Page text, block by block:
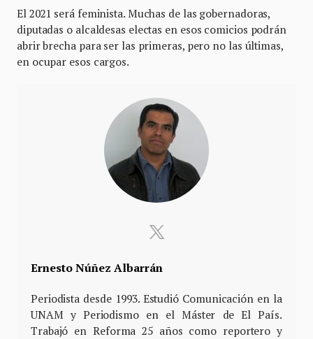
El 2021 será feminista. Muchas de las gobernadoras,
diputadas o alcaldesas electas en esos comicios podrán
abrir brecha para ser las primeras, pero no las últimas,
en ocupar esos cargos.
Ernesto Núñez Albarrán
Periodista desde 1993. Estudió Comunicación en la
UNAM y Periodismo en el Máster de El País.
Trabajó en Reforma 25 años como reportero y